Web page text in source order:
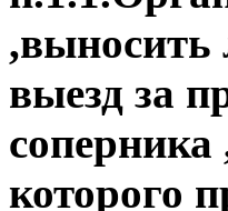
,выносить
выезд за
соперника
которого